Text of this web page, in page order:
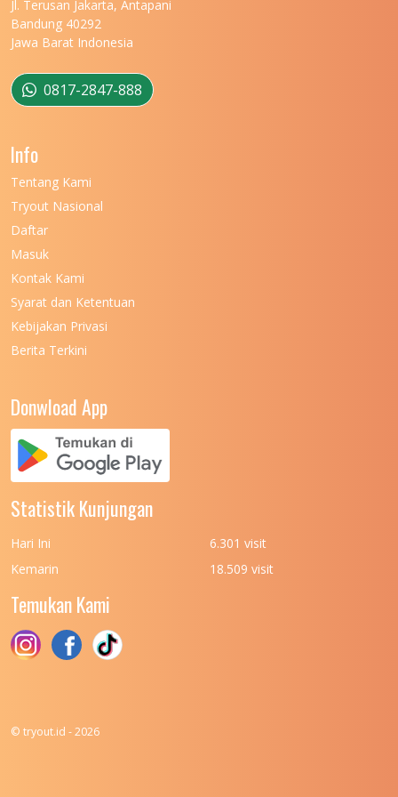
UNIVERSITAS MATARAM
UNIVERSITAS MULAWARMAN
UNIVERSITAS MUSAMUS
UNIVERSITAS NEGERI KHAIRUN
UNIVERSITAS NEGERI MEDAN
UNIVERSITAS NEGERI PADANG
UNIVERSITAS NUSA CENDANA
UNIVERSITAS PADJADJARAN
UNIVERSITAS PATTIMURA
(UPN) VETERAN JAKARTA
UNIVERSITAS PEMBANGUNAN NASIONAL
(UPN) VETERAN JAWA TIMUR
UNIVERSITAS PEMBANGUNAN NASIONAL
Jl. Terusan Jakarta, Antapani
Bandung 40292
Jawa Barat Indonesia
0817-2847-888
Info
Tentang Kami
Tryout Nasional
Daftar
Masuk
Kontak Kami
Syarat dan Ketentuan
Kebijakan Privasi
Berita Terkini
Donwload App
Statistik Kunjungan
Hari Ini
6.301 visit
Kemarin
18.509 visit
Temukan Kami
© tryout.id - 2026